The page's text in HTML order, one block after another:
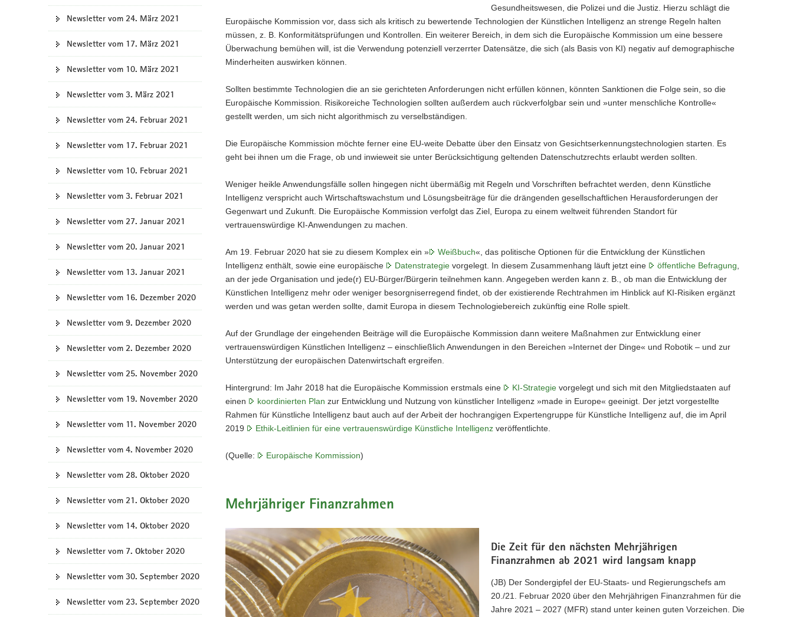
Newsletter vom 24. März 2021
Newsletter vom 17. März 2021
Newsletter vom 10. März 2021
Newsletter vom 3. März 2021
Newsletter vom 24. Februar 2021
Newsletter vom 17. Februar 2021
Newsletter vom 10. Februar 2021
Newsletter vom 3. Februar 2021
Newsletter vom 27. Januar 2021
Newsletter vom 20. Januar 2021
Newsletter vom 13. Januar 2021
Newsletter vom 16. Dezember 2020
Newsletter vom 9. Dezember 2020
Newsletter vom 2. Dezember 2020
Newsletter vom 25. November 2020
Newsletter vom 19. November 2020
Newsletter vom 11. November 2020
Newsletter vom 4. November 2020
Newsletter vom 28. Oktober 2020
Newsletter vom 21. Oktober 2020
Newsletter vom 14. Oktober 2020
Newsletter vom 7. Oktober 2020
Newsletter vom 30. September 2020
Newsletter vom 23. September 2020
Gesundheitswesen, die Polizei und die Justiz. Hierzu schlägt die
Europäische Kommission vor, dass sich als kritisch zu bewertende Technologien der Künstlichen Intelligenz an strenge Regeln halten
müssen, z. B. Konformitätsprüfungen und Kontrollen. Ein weiterer Bereich, in dem sich die Europäische Kommission um eine bessere
Überwachung bemühen will, ist die Verwendung potenziell verzerrter Datensätze, die sich (als Basis von KI) negativ auf demographische
Minderheiten auswirken können.
Sollten bestimmte Technologien die an sie gerichteten Anforderungen nicht erfüllen können, könnten Sanktionen die Folge sein, so die
Europäische Kommission. Risikoreiche Technologien sollten außerdem auch rückverfolgbar sein und »unter menschliche Kontrolle«
gestellt werden, um sich nicht algorithmisch zu verselbständigen.
Die Europäische Kommission möchte ferner eine EU-weite Debatte über den Einsatz von Gesichtserkennungstechnologien starten. Es
geht bei ihnen um die Frage, ob und inwieweit sie unter Berücksichtigung geltenden Datenschutzrechts erlaubt werden sollten.
Weniger heikle Anwendungsfälle sollen hingegen nicht übermäßig mit Regeln und Vorschriften befrachtet werden, denn Künstliche
Intelligenz verspricht auch Wirtschaftswachstum und Lösungsbeiträge für die drängenden gesellschaftlichen Herausforderungen der
Gegenwart und Zukunft. Die Europäische Kommission verfolgt das Ziel, Europa zu einem weltweit führenden Standort für
vertrauenswürdige KI-Anwendungen zu machen.
Am 19. Februar 2020 hat sie zu diesem Komplex ein » Weißbuch«, das politische Optionen für die Entwicklung der Künstlichen
Intelligenz enthält, sowie eine europäische
Datenstrategie vorgelegt. In diesem Zusammenhang läuft jetzt eine öffentliche Befragung
an der jede Organisation und jede(r) EU-Bürger/Bürgerin teilnehmen kann. Angegeben werden kann z. B., ob man die Entwicklung der
Künstlichen Intelligenz mehr oder weniger besorgniserregend findet, ob der existierende Rechtrahmen im Hinblick auf KI-Risiken ergänzt
werden und was getan werden sollte, damit Europa in diesem Technologiebereich zukünftig eine Rolle spielt.
Auf der Grundlage der eingehenden Beiträge will die Europäische Kommission dann weitere Maßnahmen zur Entwicklung einer
vertrauenswürdigen Künstlichen Intelligenz – einschließlich Anwendungen in den Bereichen »Internet der Dinge« und Robotik – und zur
Unterstützung der europäischen Datenwirtschaft ergreifen.
Hintergrund: Im Jahr 2018 hat die Europäische Kommission erstmals eine KI-Strategie vorgelegt und sich mit den Mitgliedstaaten auf
einen
koordinierten Plan zur Entwicklung und Nutzung von künstlicher Intelligenz »made in Europe« geeinigt. Der jetzt vorgestellte
Rahmen für Künstliche Intelligenz baut auch auf der Arbeit der hochrangigen Expertengruppe für Künstliche Intelligenz auf, die im April
2019
Ethik-Leitlinien für eine vertrauenswürdige Künstliche Intelligenz veröffentlichte.
(Quelle: Europäische Kommission)
Mehrjähriger Finanzrahmen
Die Zeit für den nächsten Mehrjährigen
Finanzrahmen ab 2021 wird langsam knapp
(JB) Der Sondergipfel der EU-Staats- und Regierungschefs am
20./21. Februar 2020 über den Mehrjährigen Finanzrahmen für die
Jahre 2021 – 2027 (MFR) stand unter keinen guten Vorzeichen. Die